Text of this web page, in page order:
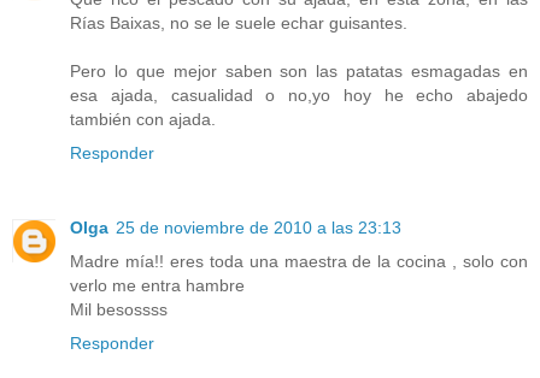
Rías Baixas, no se le suele echar guisantes.
Pero lo que mejor saben son las patatas esmagadas en
esa ajada, casualidad o no,yo hoy he echo abajedo
también con ajada.
Responder
Olga 25 de noviembre de 2010 a las 23:13
Madre mía!! eres toda una maestra de la cocina , solo con
verlo me entra hambre
Mil besossss
Responder